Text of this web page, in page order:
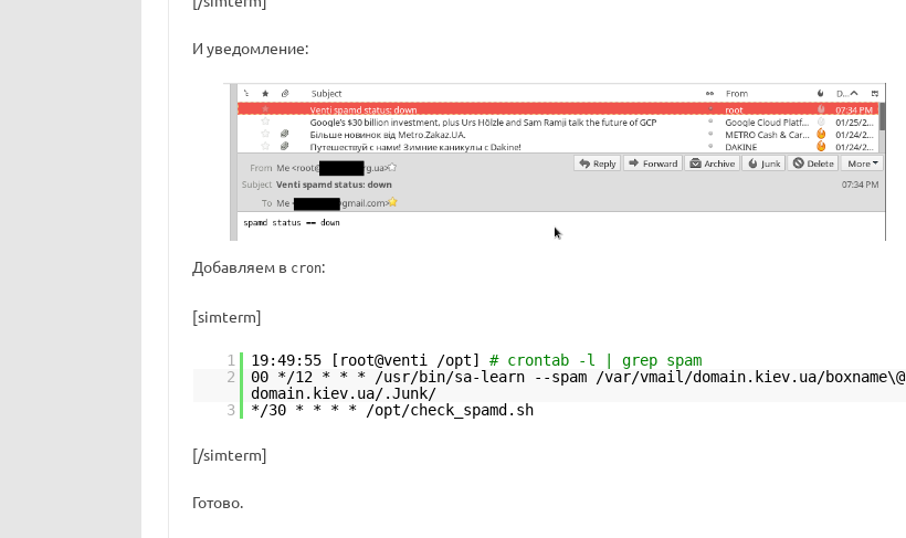
И уведомление:
Добавляем в cron:
[simterm]
1 19:49:55 [root@venti /opt] # crontab -l | grep spam
2
00 */12 * * * /usr/bin/sa-learn --spam /var/vmail/domain.kiev.ua/boxname\@
domain.kiev.ua/.Junk/
3
*/30 * * * * /opt/check_spamd.sh
[/simterm]
Готово.